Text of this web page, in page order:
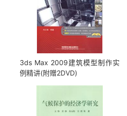
3ds Max 2009建筑模型制作实
例精讲(附赠2DVD)